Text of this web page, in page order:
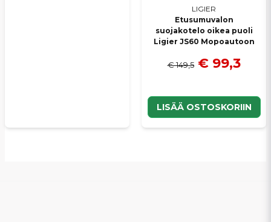
LIGIER
Etusumuvalon
suojakotelo oikea puoli
Ligier JS60 Mopoautoon
€ 149,5 € 99,3
LISÄÄ OSTOSKORIIN